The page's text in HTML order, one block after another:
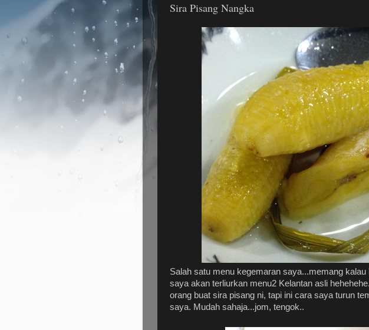
Sira Pisang Nangka
Salah satu menu kegemaran saya...memang kalau
saya akan terliurkan menu2 Kelantan asli
orang buat sira pisang ni, tapi ini cara saya turun
saya. Mudah sahaja...jom, tengok..